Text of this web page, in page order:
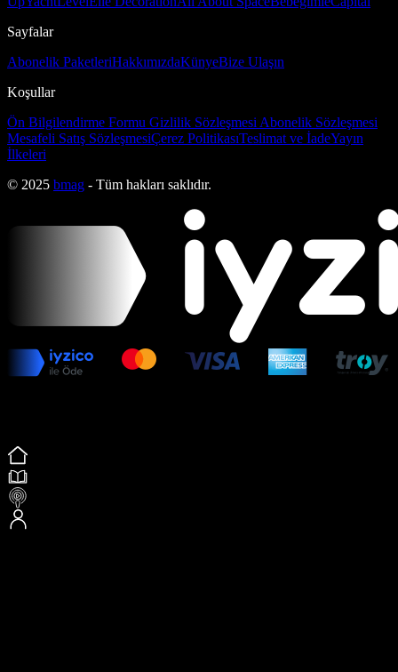
Sayfalar
Abonelik PaketleriHakkımızdaKünyeBize Ulaşın
Koşullar
Ön Bilgilendirme Formu Gizlilik Sözleşmesi Abonelik Sözleşmesi
Mesafeli Satış SözleşmesiÇerez PolitikasıTeslimat ve İadeYayın
İlkeleri
© 2025 bmag - Tüm hakları saklıdır.